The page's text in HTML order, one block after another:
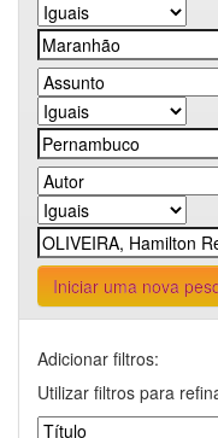
Iniciar uma nova
Adicionar filtros:
Utilizar filtros para